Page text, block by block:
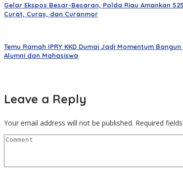
Gelar Ekspos Besar-Besaran, Polda Riau Amankan
Curat, Curas, dan Curanmor
Temu Ramah IPRY KKD Dumai Jadi Momentum
Alumni dan Mahasiswa
Leave a Reply
Your email address will not be published. Required